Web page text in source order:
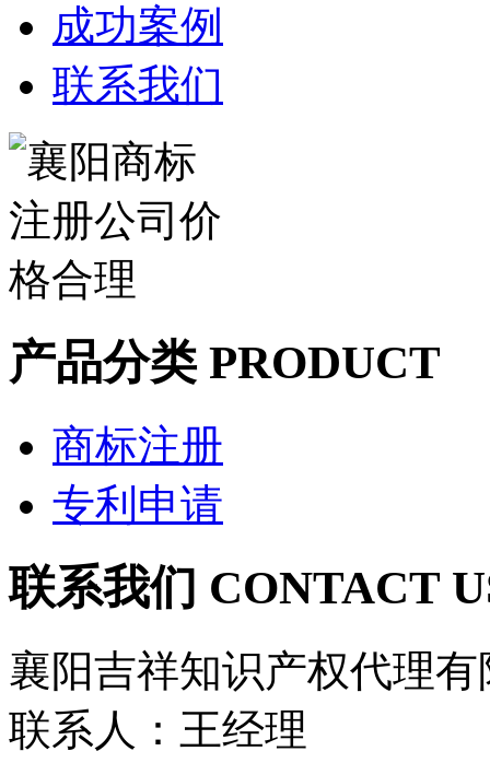
成功案例
联系我们
产品分类 PRODUCT
商标注册
专利申请
联系我们 CONTACT
襄阳吉祥知识产权代理有
联系人：王经理